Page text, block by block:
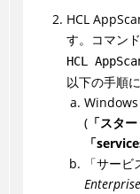
HCL
す。コマン
HCL
以下の手順
Windows
(「スター
「
「サー